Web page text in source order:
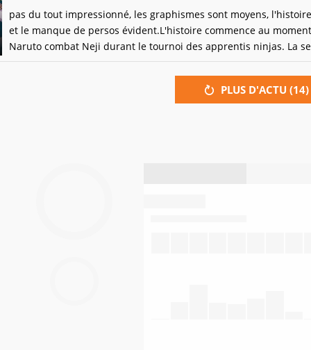
pas du tout impressionné, les graphismes sont moyens,
et le manque de persos évident.L'histoire commence au
Naruto combat Neji durant le tournoi des apprentis ninjas. La
chose à faire c'est lire des dialogues inintéressant, ennuyeux et
long; puis, combattre. Tout le jeu se résume à ça, pas de phase
d'exploration, pas de QCM, RIEN. L'histoire ce fini àPLUS D'ACTU (14)